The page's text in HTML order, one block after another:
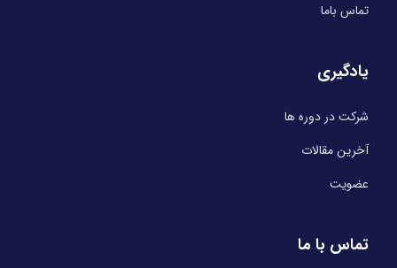
تماس باما
یادگیری
شرکت در دوره ها
آخرین مقالات
عضویت
تماس با ما